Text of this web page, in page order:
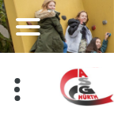
Zum
Inhalt
springen